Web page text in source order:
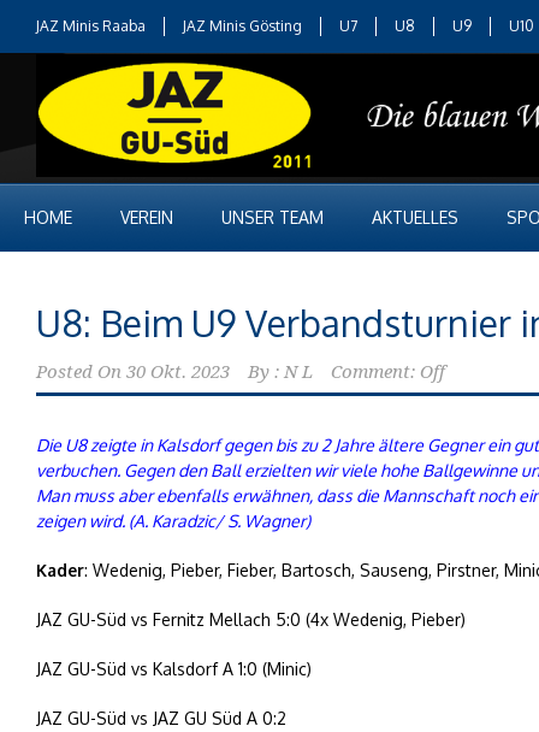
JAZ Minis Raaba JAZ Minis Gösting U7 U8 U9 U10
HOME VEREIN UNSER TEAM AKTUELLES
U8: Beim U9 Verbandsturnier
Posted On 30 Okt. 2023 By : N L Comment: Off
Die U8 zeigte in Kalsdorf gegen bis zu 2 Jahre ältere Gegner ein
verbuchen. Gegen den Ball erzielten wir viele hohe Ballgewinne
Man muss aber ebenfalls erwähnen, dass die Mannschaft noch
zeigen wird. (A. Karadzic/ S. Wagner)
Kader: Wedenig, Pieber, Fieber, Bartosch, Sauseng, Pirstner,
JAZ GU-Süd vs Fernitz Mellach 5:0 (4x Wedenig, Pieber)
JAZ GU-Süd vs Kalsdorf A 1:0 (Minic)
JAZ GU-Süd vs JAZ GU Süd A 0:2